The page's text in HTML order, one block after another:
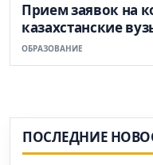
Прием заявок на
казахстанские
ОБРАЗОВАНИЕ
ПОСЛЕДНИЕ